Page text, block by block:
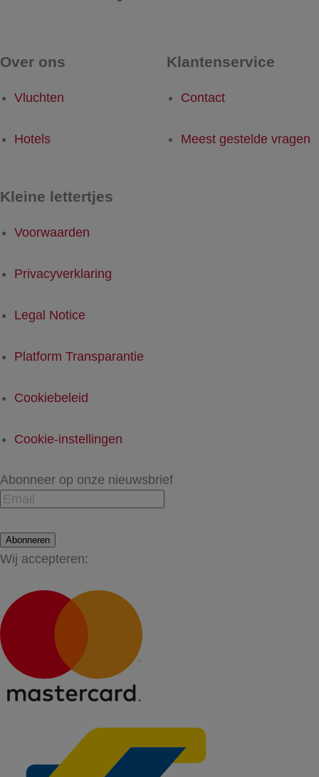
Over ons
Vluchten
Hotels
Klantenservice
Contact
Meest gestelde vragen
Kleine lettertjes
Voorwaarden
Privacyverklaring
Legal Notice
Platform Transparantie
Cookiebeleid
Cookie-instellingen
Abonneer op onze nieuwsbrief
Abonneren
Wij accepteren: